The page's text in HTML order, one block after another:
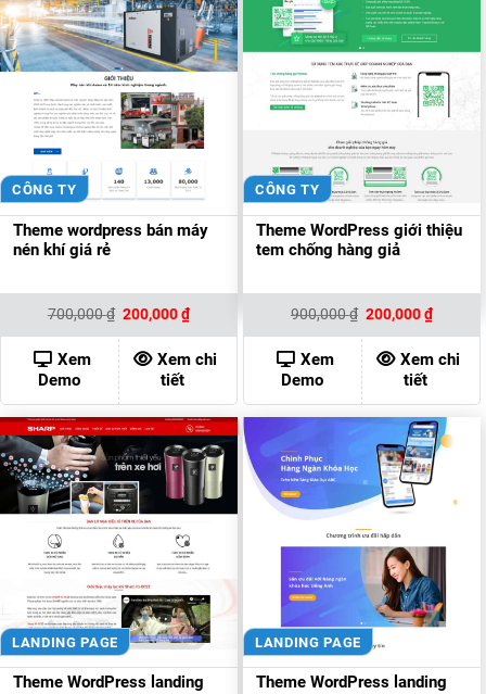
CÔNG TY
Theme wordpress bán máy
nén khí giá rẻ
700,000₫ Giá
là:
700,000 ₫.
200,000₫Giá
hiện
tại
là:
200,000 ₫.
Xem
Demo
Xem chi
tiết
CÔNG TY
Theme WordPress giới thiệu
tem chống hàng giả
900,000₫ Giá
là:
900,000 ₫.
200,000₫Giá
hiện
tại
là:
Xem
Demo
Xem chi
tiết
LANDING PAGE
Theme WordPress landing
LANDING PAGE
Theme WordPress landing